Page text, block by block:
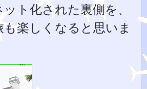
ト化された裏側を、
楽しくなると思いま